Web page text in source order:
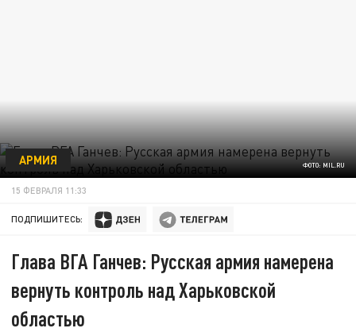
ФОТО: MIL.RU
АРМИЯ
15 ФЕВРАЛЯ 11:33
ПОДПИШИТЕСЬ:
Глава ВГА Ганчев: Русская армия намерена
вернуть контроль над Харьковской
областью